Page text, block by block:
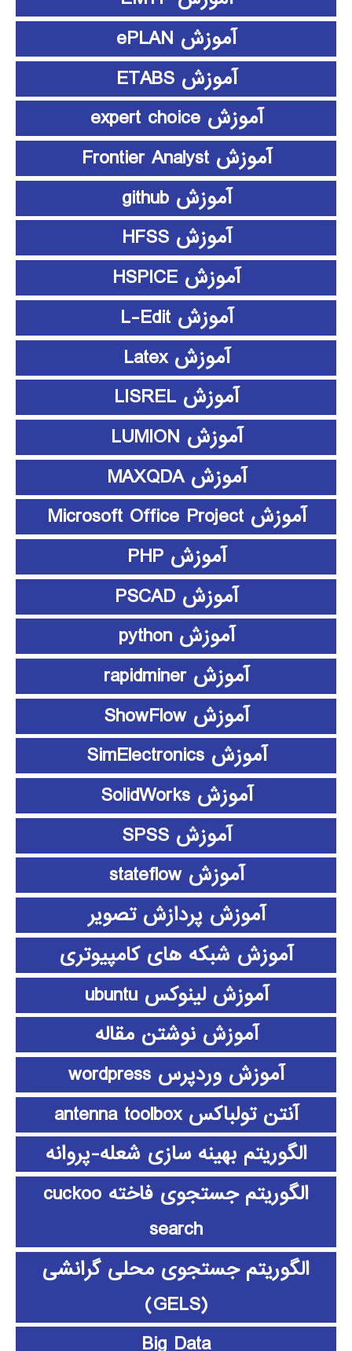
آموزش ePLAN
آموزش ETABS
آموزش expert choice
آموزش Frontier Analyst
آموزش github
آموزش HFSS
آموزش HSPICE
آموزش L-Edit
آموزش Latex
آموزش LISREL
آموزش LUMION
آموزش MAXQDA
آموزش Microsoft Office Project
آموزش PHP
آموزش PSCAD
آموزش python
آموزش rapidminer
آموزش ShowFlow
آموزش SimElectronics
آموزش SolidWorks
آموزش SPSS
آموزش stateflow
آموزش پردازش تصویر
آموزش شبکه های کامپیوتری
آموزش لینوکس ubuntu
آموزش نوشتن مقاله
آموزش وردپرس wordpress
آنتن تولباکس antenna toolbox
الگوریتم بهینه سازی شعله-پروانه
الگوریتم جستجوی فاخته cuckoo
search
الگوریتم جستجوی محلی گرانشی
(GELS)
Big Data